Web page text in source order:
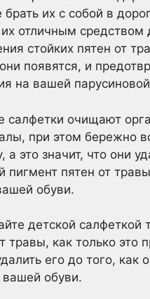
их с собой в
отличным средством
стойких пятен от
появятся, и
на вашей
салфетки очищают
при этом бережно
а это значит, что они
пигмент пятен от
обуви.
детской салфеткой
травы, как только это
его до того, как
вашей обуви.